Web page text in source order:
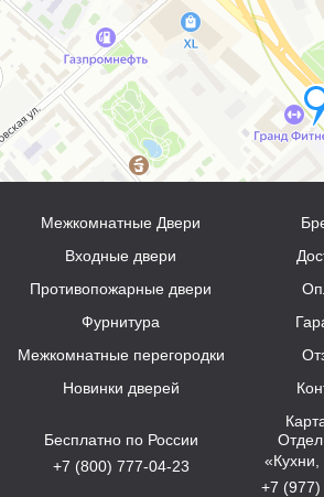
Межкомнатные Двери
Входные двери
Противопожарные двери
Фурнитура
Межкомнатные перегородки
Новинки дверей
Бесплатно по России
+7 (800) 777-04-23
+7